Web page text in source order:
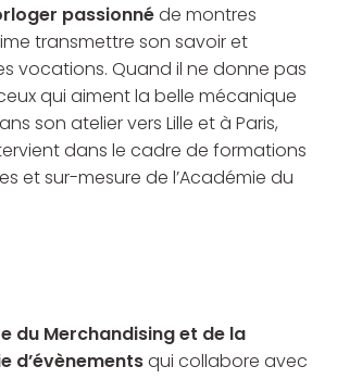
passionnéde montres
transmettre son savoir et
vocations. Quand il ne donne pas
qui aiment la belle mécanique
son atelier vers Lille et à Paris,
dans le cadre de formations
et sur-mesure de l’Académie du
du Merchandising et de la
d’évènementsqui collabore avec